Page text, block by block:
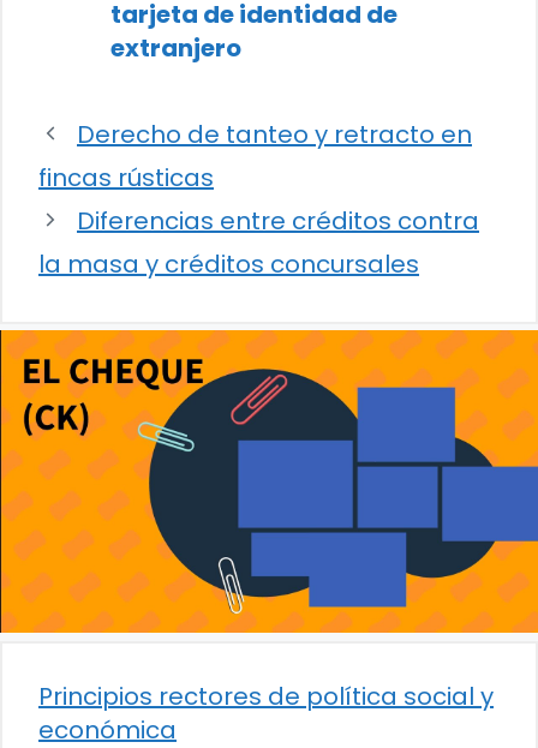
tarjeta de identidad de
extranjero
Derecho de tanteo y retracto en
fincas rústicas
Diferencias entre créditos contra
la masa y créditos concursales
Principios rectores de política social y
económica